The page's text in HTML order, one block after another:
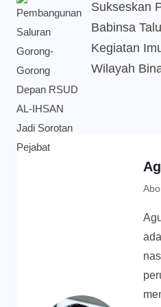
Sukseskan
Babinsa
Kegiatan
Wilayah